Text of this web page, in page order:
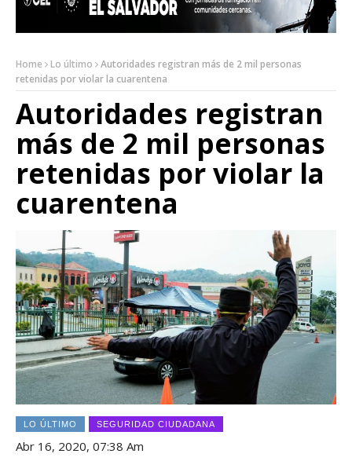
Home Lo último
Autoridades registran más de 2 mil personas
retenidas por violar la cuarentena
Autoridades registran
más de 2 mil personas
retenidas por violar la
cuarentena
LO ÚLTIMO SEGURIDAD CIUDADANA
Abr 16, 2020, 07:38 Am